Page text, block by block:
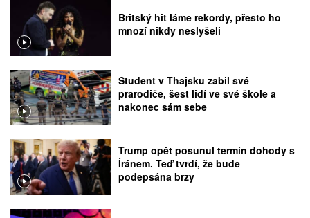
Britský hit láme rekordy, přesto ho
mnozí nikdy neslyšeli
Student v Thajsku zabil své
prarodiče, šest lidí ve své škole a
nakonec sám sebe
Trump opět posunul termín dohody s
Íránem. Teď tvrdí, že bude
podepsána brzy